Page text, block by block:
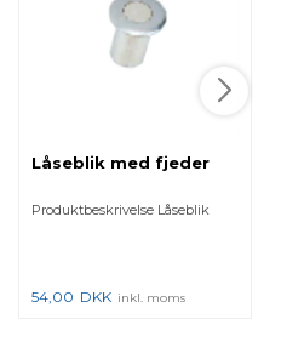
Låseblik med fjeder
Produktbeskrivelse Låseblik
54,00 DKK inkl. moms